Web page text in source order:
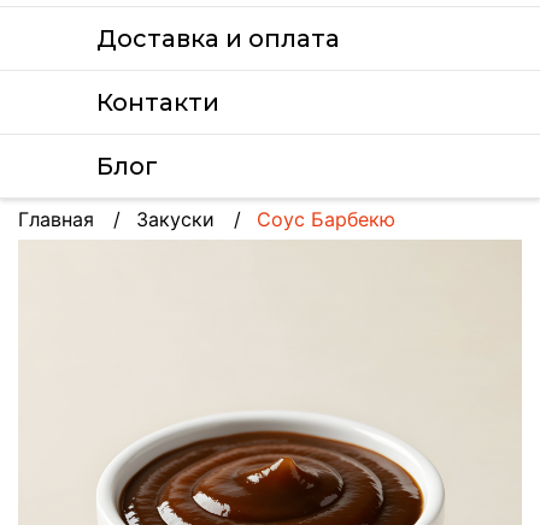
Доставка и оплата
Контакти
Блог
Главная Закуски Соус Барбекю